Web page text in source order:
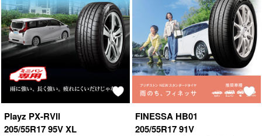
Playz PX-RVⅡ
205/55R17 95V XL
FINESSA HB01
205/55R17 91V